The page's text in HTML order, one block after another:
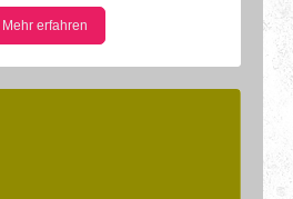
Mehr erfahren